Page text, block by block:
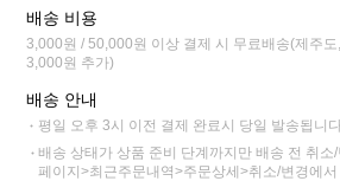
배송 비용
3,000원 / 50,000원 이상 결제 시 무료배송(제주도
3,000원 추가)
배송 안내
평일 오후 3시 이전 결제 완료시 당일 발송됩니
배송 상태가 상품 준비 단계까지만 배송 전 취소
페이지>최근주문내역>주문상세>취소/변경에